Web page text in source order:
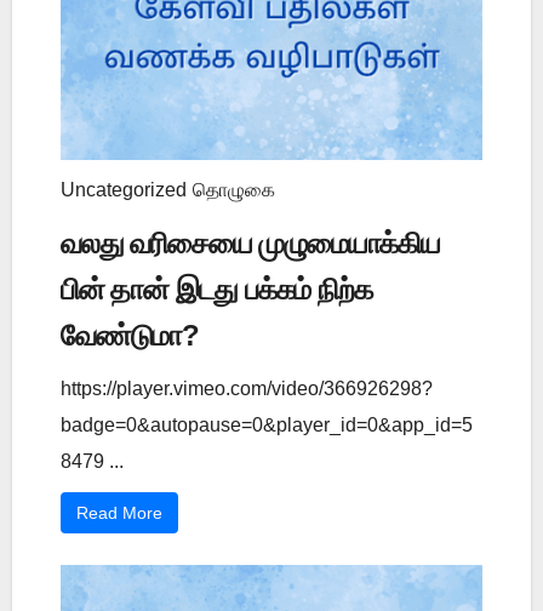
Uncategorized தொழுகை
வலது வரிசையை முழுமையாக்கிய
பின் தான் இடது பக்கம் நிற்க
வேண்டுமா?
https://player.vimeo.com/video/366926298?
badge=0&autopause=0&player_id=0&app_id=5
8479 ...
Read More